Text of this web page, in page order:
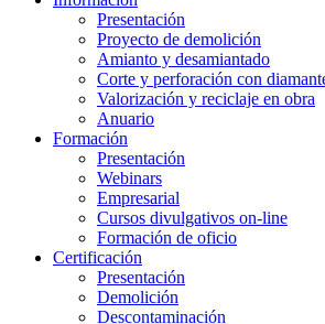
Presentación
Proyecto de demolición
Amianto y desamiantado
Corte y perforación con
Valorización y reciclaje en obra
Anuario
Formación
Presentación
Webinars
Empresarial
Cursos divulgativos on-line
Formación de oficio
Certificación
Presentación
Demolición
Descontaminación